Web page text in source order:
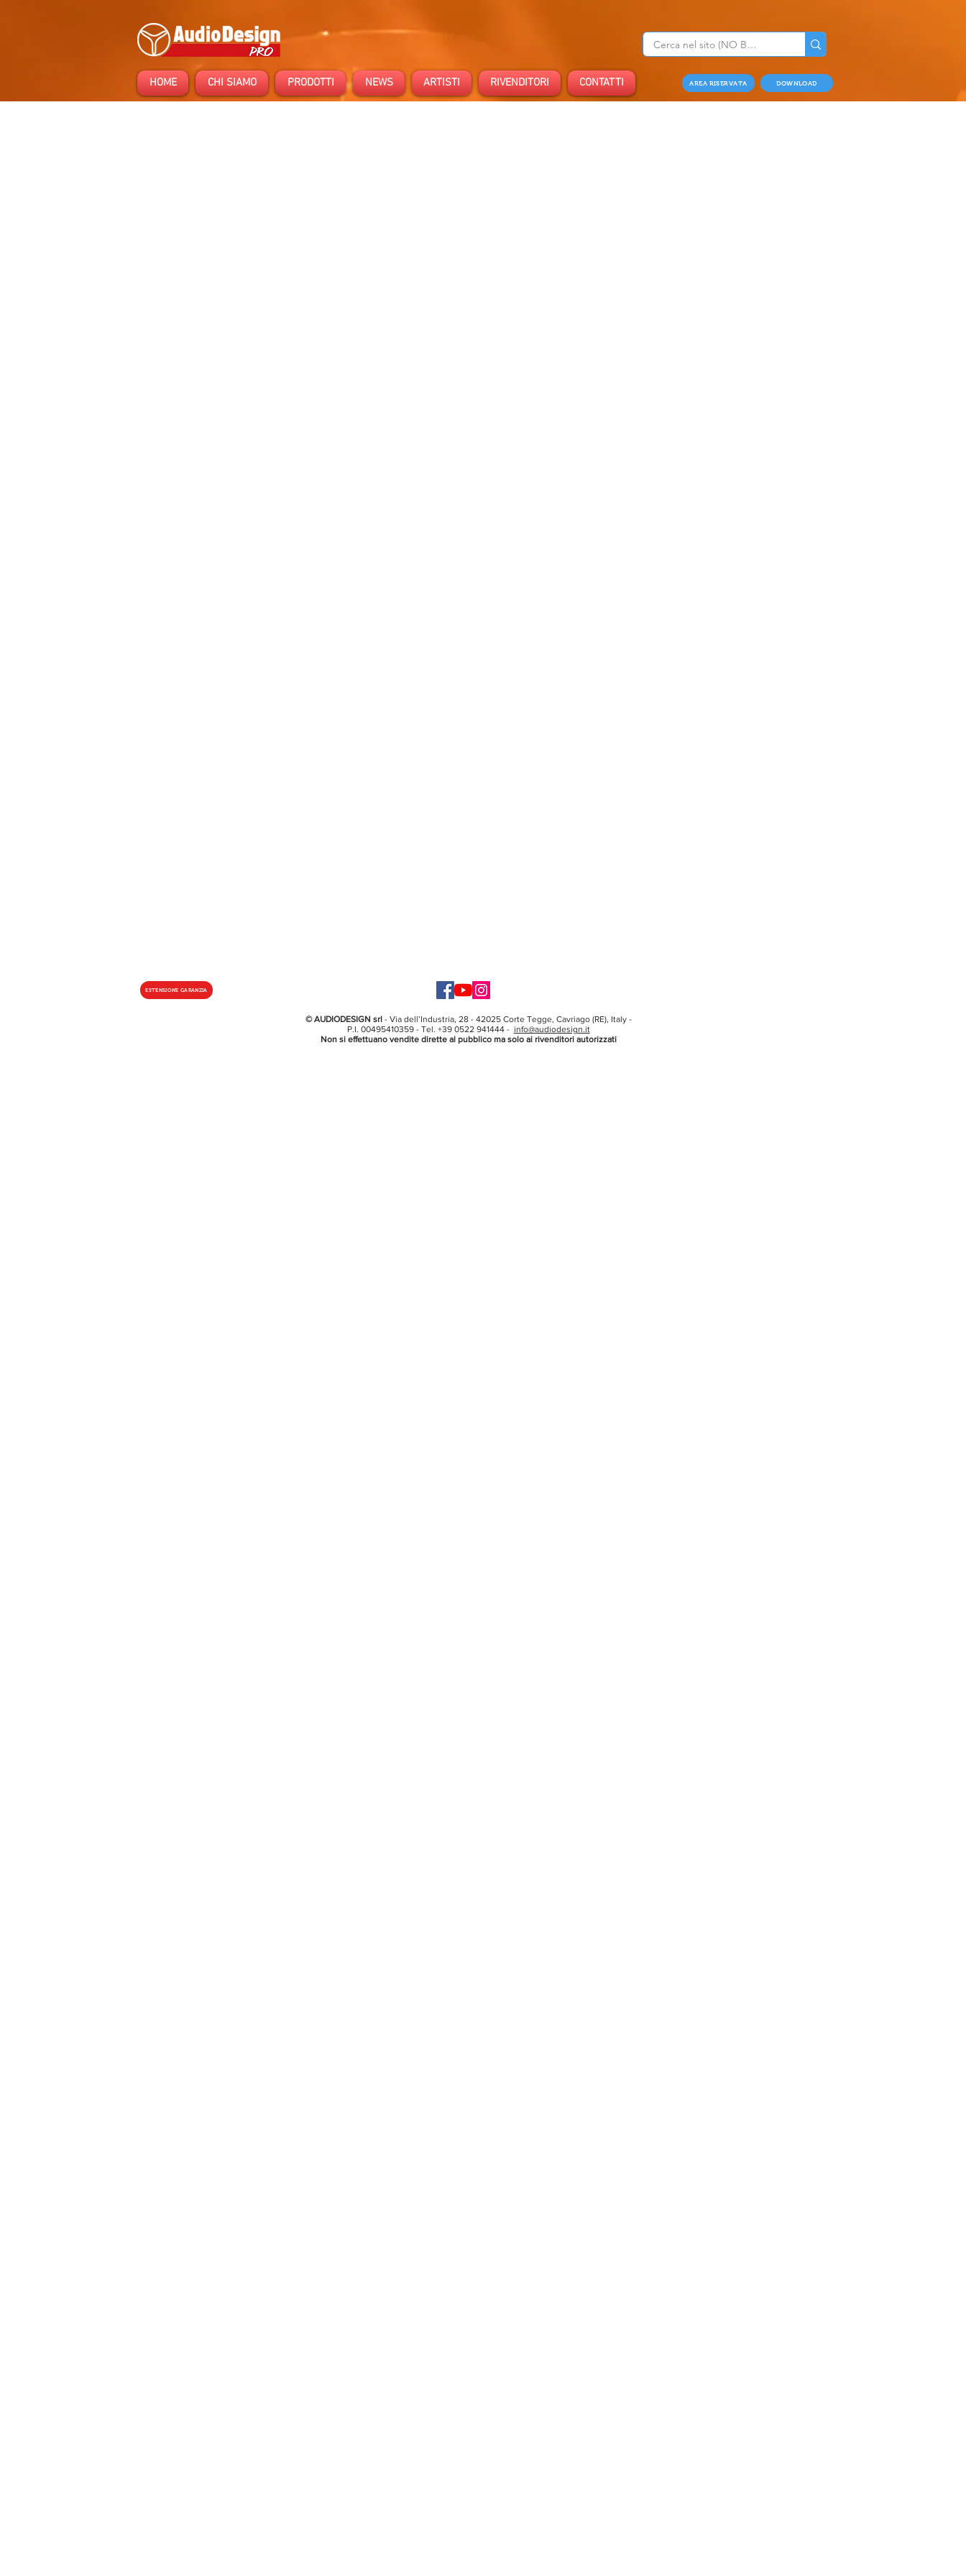
HOME CHI SIAMO PRODOTTI NEWS ARTISTI RIVENDITORI CONTATTI AREA RISERVATA DOWNLOAD
ESTENSIONE GARANZIA
© AUDIODESIGN srl - Via dell’Industria, 28 - 42025 Corte Tegge, Cavriago (RE), Italy -
P.I. 00495410359 - Tel. +39 0522 941444 - info@audiodesign.it
Non si effettuano vendite dirette al pubblico ma solo ai rivenditori autorizzati